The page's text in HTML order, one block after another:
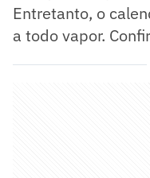
Entretanto, o
a todo vapor.